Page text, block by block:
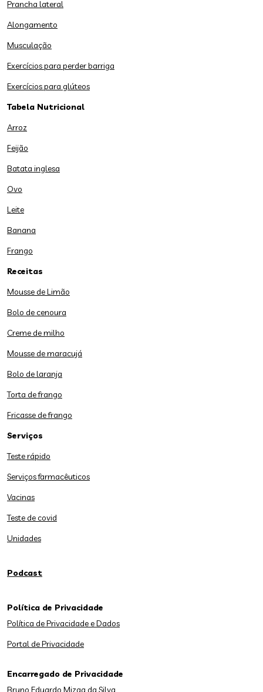
Prancha lateral
Alongamento
Musculação
Exercícios para perder barriga
Exercícios para glúteos
Tabela Nutricional
Arroz
Feijão
Batata inglesa
Ovo
Leite
Banana
Frango
Receitas
Mousse de Limão
Bolo de cenoura
Creme de milho
Mousse de maracujá
Bolo de laranja
Torta de frango
Fricasse de frango
Serviços
Teste rápido
Serviços farmacêuticos
Vacinas
Teste de covid
Unidades
Podcast
Política de Privacidade
Política de Privacidade e Dados
Portal de Privacidade
Encarregado de Privacidade
Bruno Eduardo Mizga da Silva